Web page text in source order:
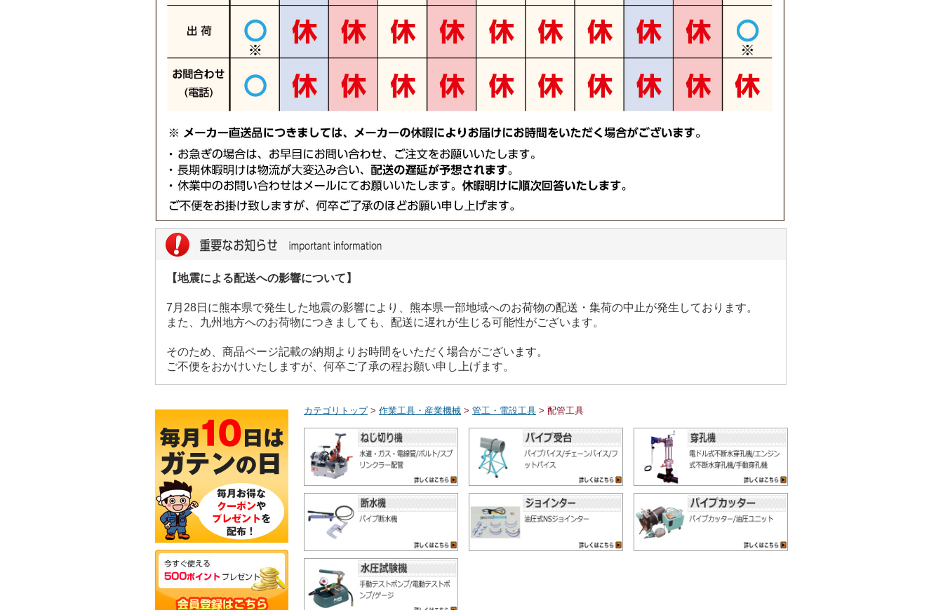
【地震による配送への影響について】
7月28日に熊本県で発生した地震の影響により、熊本県一部地域へのお荷物の配送・集荷の中止が発生しております。
また、九州地方へのお荷物につきましても、配送に遅れが生じる可能性がございます。
そのため、商品ページ記載の納期よりお時間をいただく場合がございます。
ご不便をおかけいたしますが、何卒ご了承の程お願い申し上げます。
カテゴリトップ> 作業工具・産業機械 > 管工・電設工具 > 配管工具